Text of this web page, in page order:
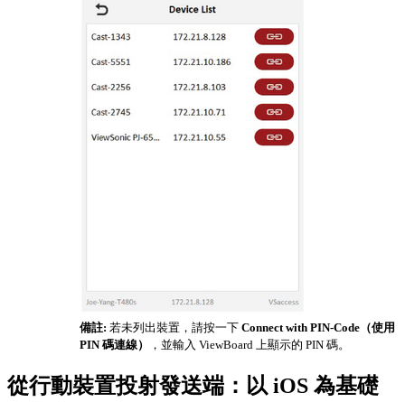
備註: 若未列出裝置，請按一下 Connect with PIN-Code（使用
PIN 碼連線）
，並輸入 ViewBoard 上顯示的 PIN 碼。
從行動裝置投射發送端：以 iOS 為基礎